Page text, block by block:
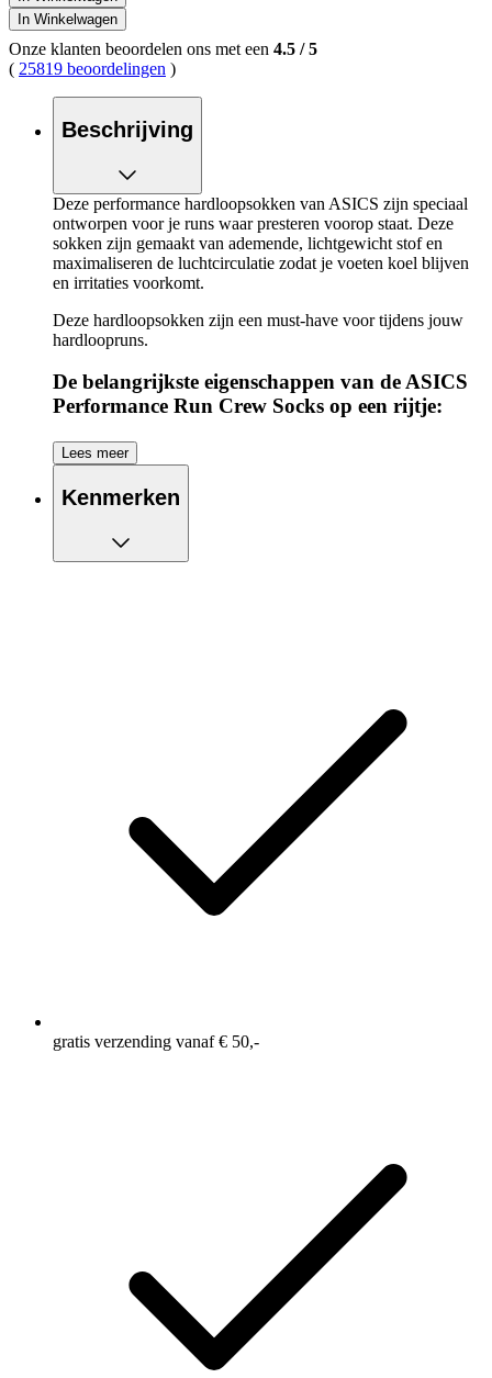
In Winkelwagen
Onze klanten beoordelen ons met een 4.5 /5
( 25819 beoordelingen )
Beschrijving
Deze performance hardloopsokken van ASICS zijn speciaal
ontworpen voor je runs waar presteren voorop staat. Deze
sokken zijn gemaakt van ademende, lichtgewicht stof en
maximaliseren de luchtcirculatie zodat je voeten koel blijven
en irritaties voorkomt.
Deze hardloopsokken zijn een must-have voor tijdens jouw
hardloopruns.
De belangrijkste eigenschappen van de ASICS
Performance Run Crew Socks op een rijtje:
Performance hardloopsokken
Ademend en gemaakt van lichtgewicht stof
Sokhoogte: net onder de kuit
1-pack
Lees meer
Kenmerken
gratis verzending vanaf € 50,-